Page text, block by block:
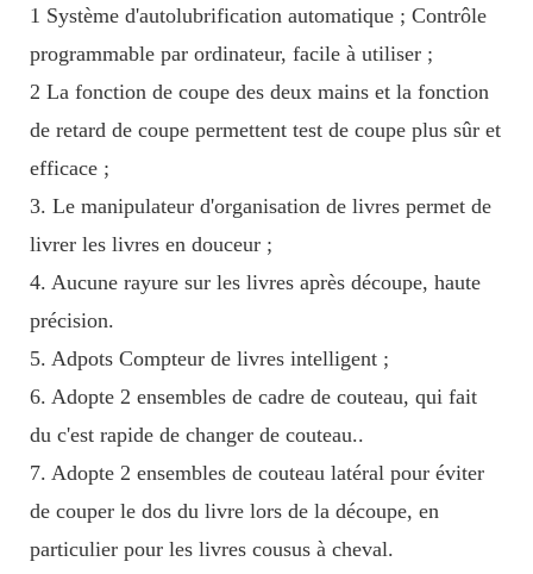
1 Système d'autolubrification automatique ; Contrôle
programmable par ordinateur, facile à utiliser ;
2 La fonction de coupe des deux mains et la fonction
de retard de coupe permettent test de coupe plus sûr et
efficace ;
3. Le manipulateur d'organisation de livres permet de
livrer les livres en douceur ;
4. Aucune rayure sur les livres après découpe, haute
précision.
5. Adpots Compteur de livres intelligent ;
6. Adopte 2 ensembles de cadre de couteau, qui fait
du c'est rapide de changer de couteau..
7. Adopte 2 ensembles de couteau latéral pour éviter
de couper le dos du livre lors de la découpe, en
particulier pour les livres cousus à cheval.